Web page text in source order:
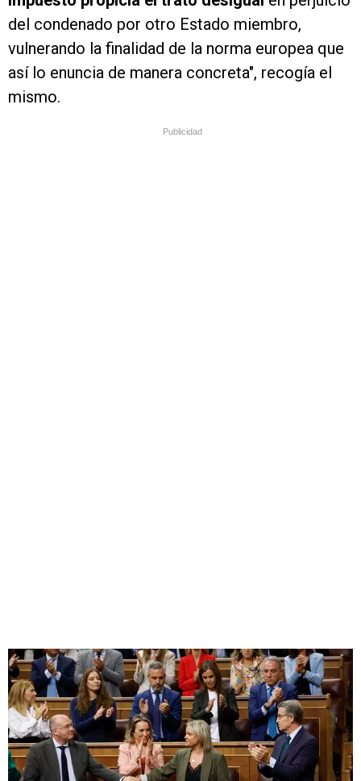
del condenado por otro Estado miembro,
vulnerando la finalidad de la norma europea que
así lo enuncia de manera concreta", recogía el
mismo.
Publicidad